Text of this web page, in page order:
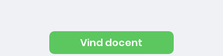
Vind docent